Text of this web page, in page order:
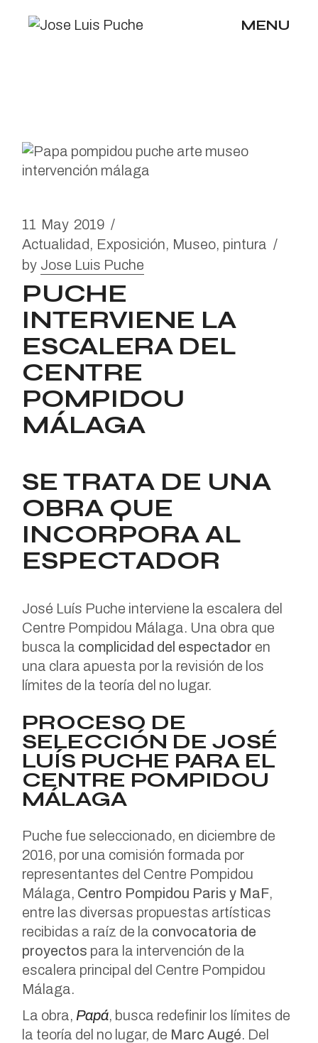
MENU
11 May 2019
Actualidad
Exposición Museo pintura
by Jose Luis Puche
PUCHE
INTERVIENE LA
ESCALERA DEL
CENTRE
POMPIDOU
MÁLAGA
SE TRATA DE UNA
OBRA QUE
INCORPORA AL
ESPECTADOR
José Luís Puche interviene la escalera del
Centre Pompidou Málaga. Una obra que
busca la complicidad del espectador en
una clara apuesta por la revisión de los
límites de la teoría del no lugar.
PROCESO DE
SELECCIÓN DE JOSÉ
LUÍS PUCHE PARA EL
CENTRE POMPIDOU
MÁLAGA
Puche fue seleccionado, en diciembre de
2016, por una comisión formada por
representantes del Centre Pompidou
Málaga, Centro Pompidou Paris y MaF,
entre las diversas propuestas artísticas
recibidas a raíz de la convocatoria de
proyectos para la intervención de la
escalera principal del Centre Pompidou
Málaga.
La obra, Papá, busca redefinir los límites de
la teoría del no lugar, de Marc Augé. Del